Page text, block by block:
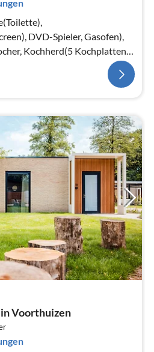
DVD-Spieler, Gasofen),
Kochherd(5 Kochplatten),
Voorthuizen